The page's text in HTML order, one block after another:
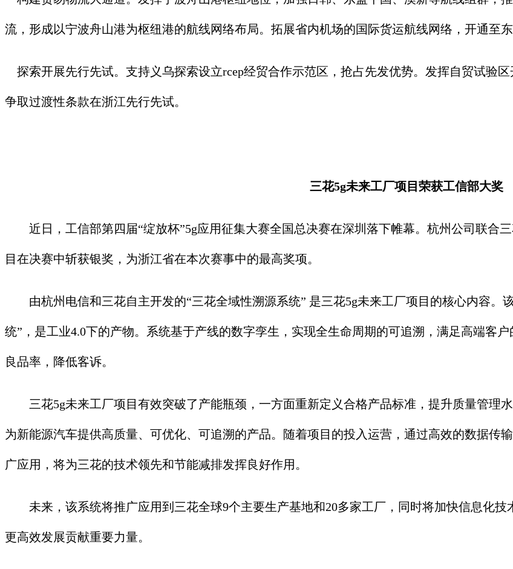
流，形成以宁波舟山港为枢纽港的航线网络布局。拓展省内机场的国际货运航线网络，开通至
探索开展先行先试。支持义乌探索设立rcep经贸合作示范区，抢占先发优势。发挥自贸试验
争取过渡性条款在浙江先行先试。
三花5g未来工厂项目荣获工信部大奖
近日，工信部第四届“绽放杯”5g应用征集大赛全国总决赛在深圳落下帷幕。杭州公司联合
目在决赛中斩获银奖，为浙江省在本次赛事中的最高奖项。
由杭州电信和三花自主开发的“三花全域性溯源系统” 是三花5g未来工厂项目的核心内容。
统”，是工业4.0下的产物。系统基于产线的数字孪生，实现全生命周期的可追溯，满足高端客
良品率，降低客诉。
三花5g未来工厂项目有效突破了产能瓶颈，一方面重新定义合格产品标准，提升质量管理
为新能源汽车提供高质量、可优化、可追溯的产品。随着项目的投入运营，通过高效的数据传
广应用，将为三花的技术领先和节能减排发挥良好作用。
未来，该系统将推广应用到三花全球9个主要生产基地和20多家工厂，同时将加快信息化技
更高效发展贡献重要力量。